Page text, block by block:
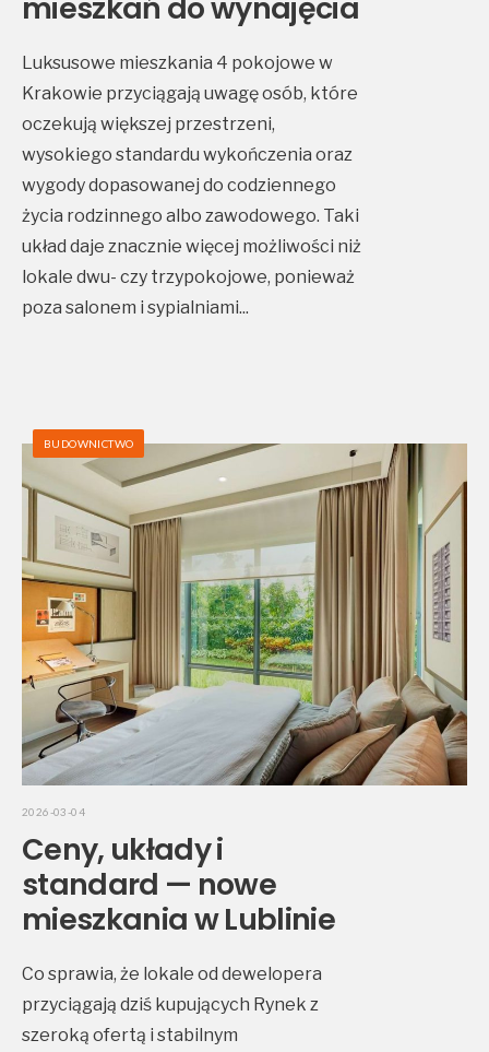
mieszkań do wynajęcia
Luksusowe mieszkania 4 pokojowe w
Krakowie przyciągają uwagę osób, które
oczekują większej przestrzeni,
wysokiego standardu wykończenia oraz
wygody dopasowanej do codziennego
życia rodzinnego albo zawodowego. Taki
układ daje znacznie więcej możliwości niż
lokale dwu- czy trzypokojowe, ponieważ
poza salonem i sypialniami...
BUDOWNICTWO
2026-03-04
Ceny, układy i
standard — nowe
mieszkania w Lublinie
Co sprawia, że lokale od dewelopera
przyciągają dziś kupujących Rynek z
szeroką ofertą i stabilnym